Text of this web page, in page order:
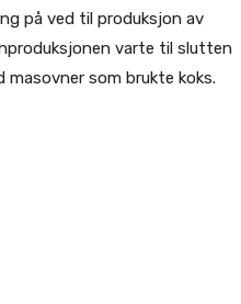
på ved til produksjon av
varte til slutten
masovner som brukte koks.